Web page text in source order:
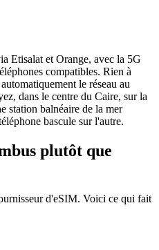
Etisalat et Orange, avec la 5G
compatibles. Rien à
le réseau au
dans le centre du Caire, sur la
station balnéaire de la mer
bascule sur l'autre.
plutôt que
d'eSIM. Voici ce qui fait